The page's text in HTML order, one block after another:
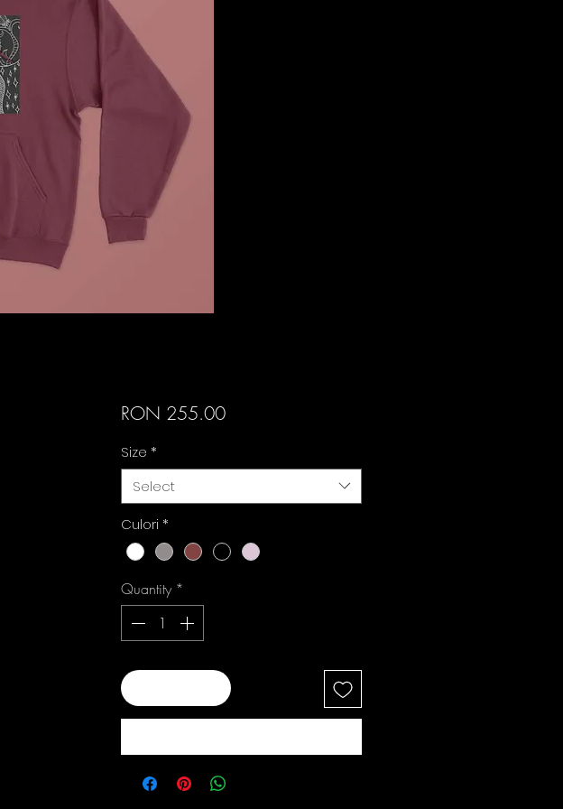
RON 255.00Price
Size *
Select
Culori *
Quantity *